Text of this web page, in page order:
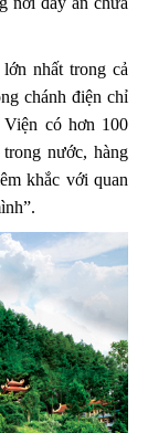
nhất trong cả
chánh điện chỉ
Viện có hơn 100
nước, hàng
khắc với quan